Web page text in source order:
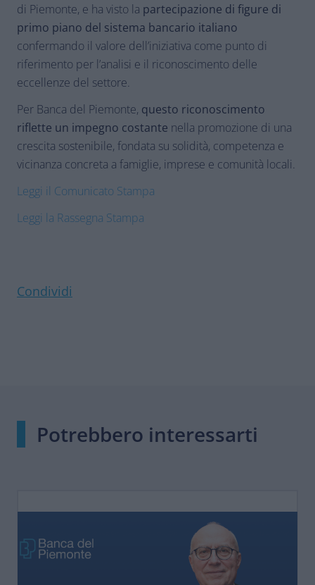
di Piemonte, e ha visto la partecipazione di figure di
primo piano del sistema bancario italiano
confermando il valore dell’iniziativa come punto di
riferimento per l’analisi e il riconoscimento delle
eccellenze del settore.
Per Banca del Piemonte, questo riconoscimento
riflette un impegno costante nella promozione di una
crescita sostenibile, fondata su solidità, competenza e
vicinanza concreta a famiglie, imprese e comunità locali.
Leggi il Comunicato Stampa
Leggi la Rassegna Stampa
Condividi
Potrebbero interessarti